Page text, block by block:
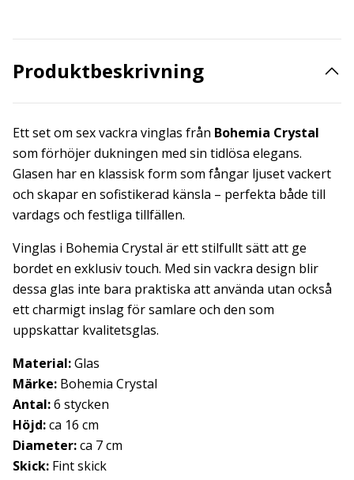
Produktbeskrivning
Ett set om sex vackra vinglas från Bohemia Crystal
som förhöjer dukningen med sin tidlösa elegans.
Glasen har en klassisk form som fångar ljuset vackert
och skapar en sofistikerad känsla – perfekta både till
vardags och festliga tillfällen.
Vinglas i Bohemia Crystal är ett stilfullt sätt att ge
bordet en exklusiv touch. Med sin vackra design blir
dessa glas inte bara praktiska att använda utan också
ett charmigt inslag för samlare och den som
uppskattar kvalitetsglas.
Material:Glas
Märke: Bohemia Crystal
Antal:6 stycken
Höjd:ca 16 cm
Diameter:ca 7 cm
Skick: Fint skick